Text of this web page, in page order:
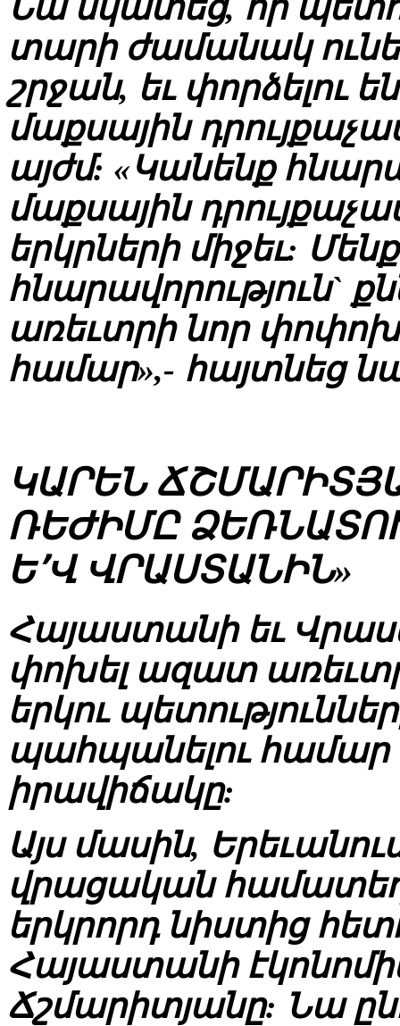
Նա նկատեց, որ
տարի ժամանակ
շրջան, եւ փորձելու
մաքսային
այժմ: «Կանենք
մաքսային
երկրների միջեւ:
հնարավորություն`
առեւտրի նոր
համար»,- հայտնեց
ԿԱՐԵՆ
ՌԵԺԻՄԸ
Ե՚Վ ՎՐԱՍՏԱՆԻՆ»
Հայաստանի եւ
փոխել ազատ
երկու
պահպանելու համար
իրավիճակը:
Այս մասին,
վրացական
երկրորդ նիստից
Հայաստանի
Ճշմարիտյանը: Նա